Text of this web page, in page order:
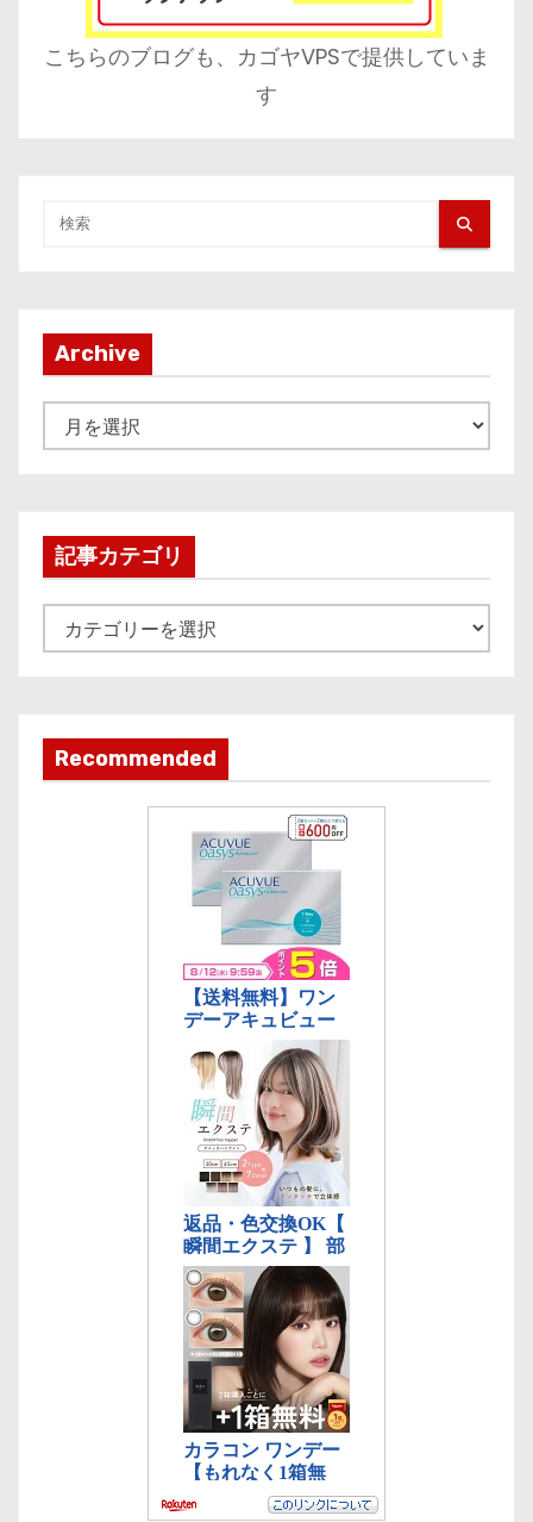
こちらのブログも、カゴヤVPSで提供していま
す
Archive
r
v
記事カテゴリ
事
ゴ
リ
Recommended